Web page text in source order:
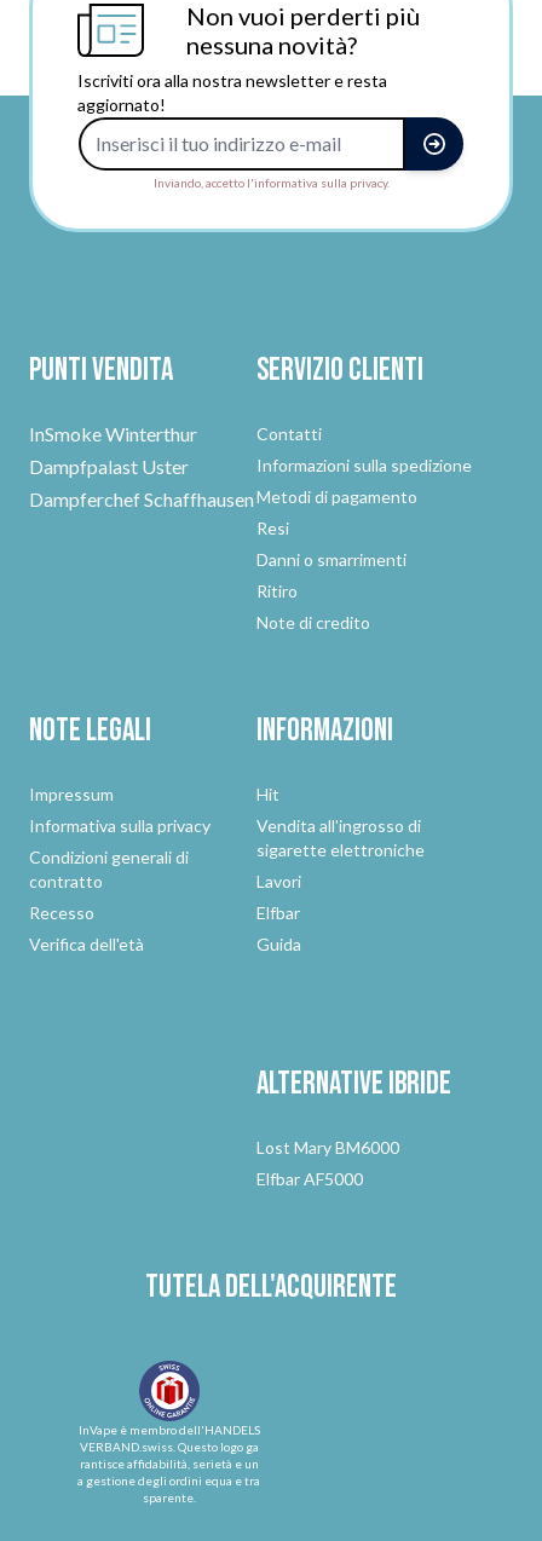
Non vuoi perderti più
nessuna novità?
Iscriviti ora alla nostra newsletter e resta
aggiornato!
Inviando, accetto l'informativa sulla privacy.
Punti vendita
InSmoke Winterthur
Dampfpalast Uster
Dampferchef Schaffhausen
Servizio clienti
Contatti
Informazioni sulla spedizione
Metodi di pagamento
Resi
Danni o smarrimenti
Ritiro
Note di credito
Note legali
Impressum
Informativa sulla privacy
Condizioni generali di
contratto
Recesso
Verifica dell'età
Informazioni
Hit
Vendita all'ingrosso di
sigarette elettroniche
Lavori
Elfbar
Guida
Alternativeibride
Lost Mary BM6000
Elfbar AF5000
Tutela dell'acquirente
InVape è membro dell'HANDELS
VERBAND.swiss. Questo logo ga
rantisce affidabilità, serietà e un
a gestione degli ordini equa e tra
sparente.